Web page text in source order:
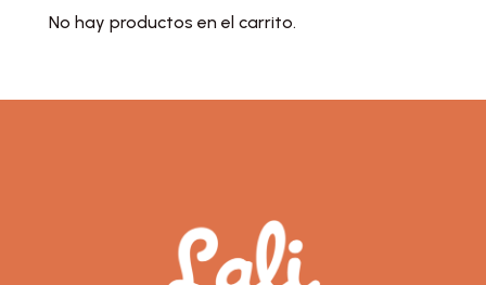
No hay productos en el carrito.